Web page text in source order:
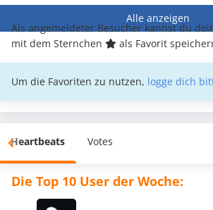
Alle anzeigen
Als angemeldeter Besucher kannst du
mit dem Sternchen
als Favorit
Um die Favoriten zu nutzen, logge dich
Heartbeats Votes
Die Top 10 User der Woche: